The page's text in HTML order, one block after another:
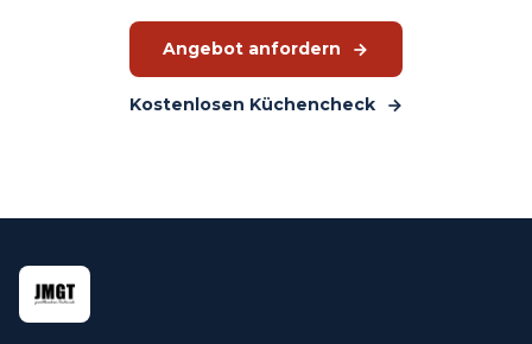
Angebot anfordern
Kostenlosen Küchencheck